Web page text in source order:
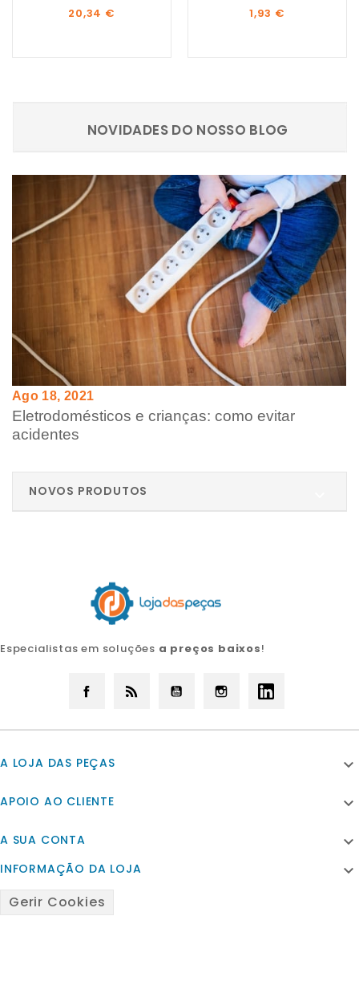
Preço
20,34 €
Preço
1,93 €
Ago 18, 2021
Eletrodomésticos e crianças: como evitar
acidentes
NOVIDADES DO NOSSO BLOG
NOVOS PRODUTOS
Especialistas em soluções a preços baixos!
Facebook YouTube Instagram
A LOJA DAS PEÇAS 
APOIO AO CLIENTE 
A SUA CONTA 
INFORMAÇÃO DA LOJA 
Gerir Cookies